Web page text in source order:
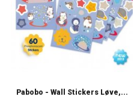
Pabobo - Wall Stickers Løve,...